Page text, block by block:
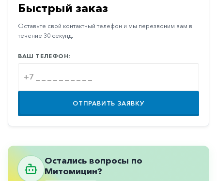
Офтальмология
Паркинсон
Противогрибковые
Противорвотные
Противоэпилептические
Быстрый заказ
Оставьте свой контактный телефон и мы перезвоним вам в
течение 30 секунд.
ВАШ ТЕЛЕФОН:
ОТПРАВИТЬ ЗАЯВКУ
Остались вопросы по
Митомицин?